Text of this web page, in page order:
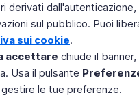
sul pubblico. Puoi
sui cookie.
accettare chiude il
Usa il pulsante
le tue preferenze.